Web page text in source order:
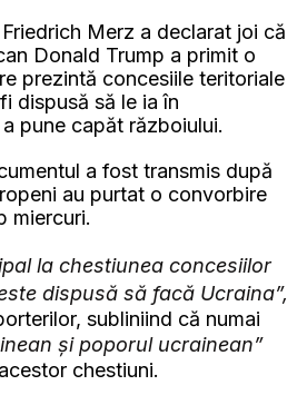
Merz a declarat joi că
Donald Trump a primit o
prezintă concesiile teritoriale
dispusă să le ia în
pune capăt războiului.
a fost transmis după
au purtat o convorbire
miercuri.
la chestiunea concesiilor
dispusă să facă Ucraina”,
subliniind că numai
și poporul ucrainean”
chestiuni.